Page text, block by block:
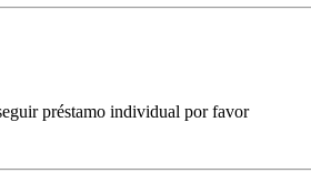
préstamo individual por favor